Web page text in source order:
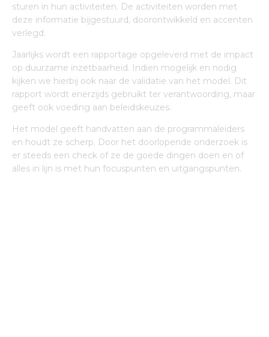
sturen in hun activiteiten. De activiteiten worden met
deze informatie bijgestuurd, doorontwikkeld en accenten
verlegd.
Jaarlijks wordt een rapportage opgeleverd met de impact
op duurzame inzetbaarheid. Indien mogelijk en nodig
kijken we hierbij ook naar de validatie van het model. Dit
rapport wordt enerzijds gebruikt ter verantwoording, maar
geeft ook voeding aan beleidskeuzes.
Het model geeft handvatten aan de programmaleiders
en houdt ze scherp. Door het doorlopende onderzoek is
er steeds een check of ze de goede dingen doen en of
alles in lijn is met hun focuspunten en uitgangspunten.